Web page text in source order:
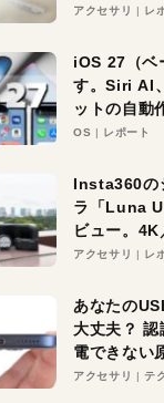
ェイ」レビ
アクセサリ レ
iOS 27（ベ
す。Siri AI
ットの自動
待大の便利
る未来はす
OS レポート
Insta360の
ラ「Luna
ビュー。
ーム・夜間
アクセサリ レ
あなたの
大丈夫？
電できない
対策
アクセサリ テ